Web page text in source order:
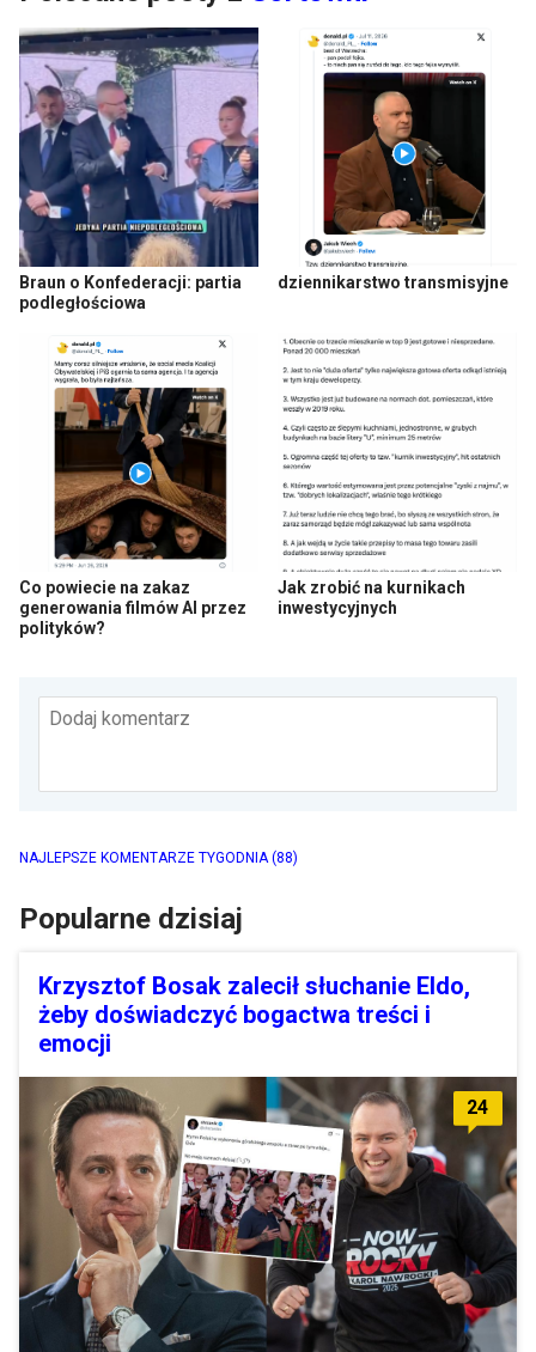
Braun o Konfederacji: partia
podległościowa
dziennikarstwo transmisyjne
Co powiecie na zakaz
generowania filmów AI przez
polityków?
Jak zrobić na kurnikach
inwestycyjnych
Dodaj komentarz
NAJLEPSZE KOMENTARZE TYGODNIA(88)
Popularne dzisiaj
Krzysztof Bosak zalecił słuchanie Eldo,
żeby doświadczyć bogactwa treści i
emocji
24